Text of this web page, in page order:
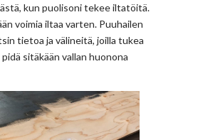
kun puolisoni tekee iltatöitä.
voimia iltaa varten. Puuhailen
tietoa ja välineitä, joilla tukea
sitäkään vallan huonona